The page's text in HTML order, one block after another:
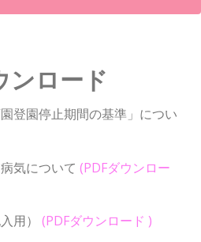
ンロード
登園停止期間の基準」につい
気について (PDFダウンロー
用）
(PDFダウンロード )